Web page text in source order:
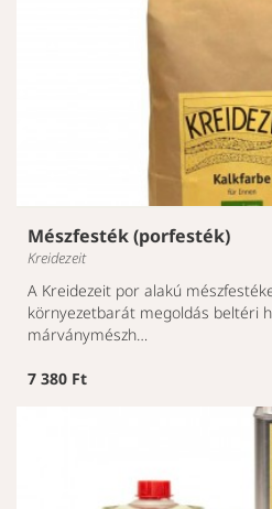
Mészfesték (porfesték)
Kreidezeit
A Kreidezeit por alakú
környezetbarát megoldás beltéri
márványmészh…
7 380 Ft